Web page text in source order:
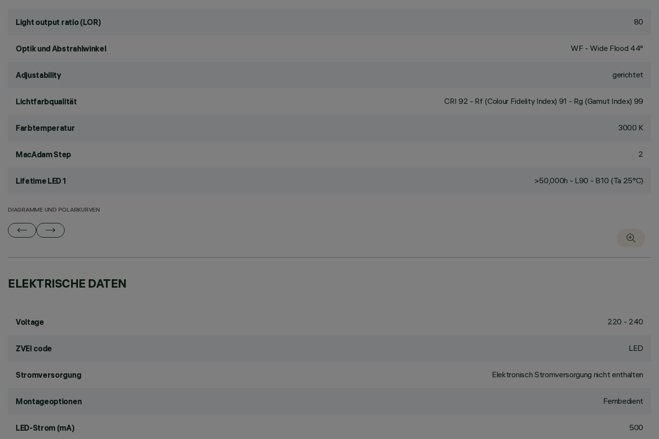
Light output ratio (LOR) 80
Optik und Abstrahlwinkel WF - Wide Flood 44°
Adjustability gerichtet
Lichtfarbqualität CRI 92 - Rf (Colour Fidelity Index) 91 - Rg (Gamut Index) 99
Farbtemperatur 3000 K
MacAdam Step 2
Lifetime LED 1 >50,000h - L90 - B10 (Ta 25°C)
DIAGRAMME UND POLARKURVEN
ELEKTRISCHE DATEN
Voltage 220 - 240
ZVEI code LED
Stromversorgung Elektronisch Stromversorgung nicht enthalten
Montageoptionen Fernbedient
LED-Strom (mA) 500